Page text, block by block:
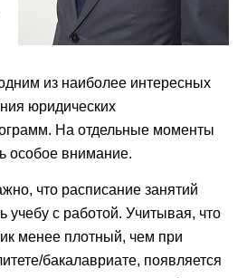
из наиболее интересных
юридических
На отдельные моменты
особое внимание.
что расписание занятий
учебу с работой. Учитывая, что
менее плотный, чем при
бакалавриате, появляется